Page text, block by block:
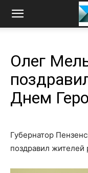
Олег
Днем
Губернатор
поздравил жителей